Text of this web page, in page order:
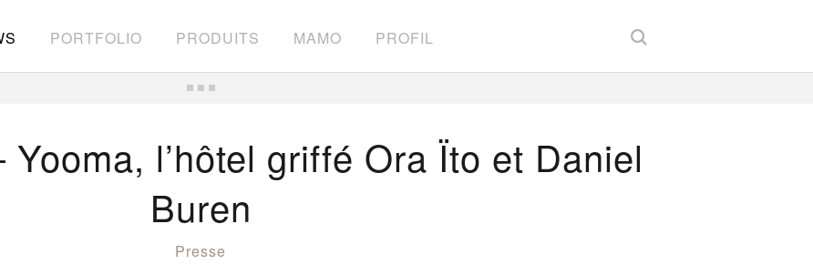
PORTFOLIO PRODUITS MAMO PROFIL
l’hôtel griffé Ora Ïto et Daniel
Buren
Presse